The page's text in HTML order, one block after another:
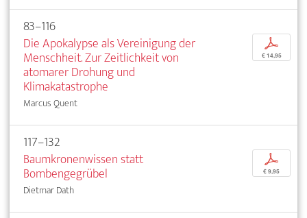
83–116
Die Apokalypse als Vereinigung der
Menschheit. Zur Zeitlichkeit von
atomarer Drohung und
Klimakatastrophe
Marcus Quent
p
€ 14,95
117–132
Baumkronenwissen statt
Bombengegrübel
Dietmar Dath
p
€ 9,95